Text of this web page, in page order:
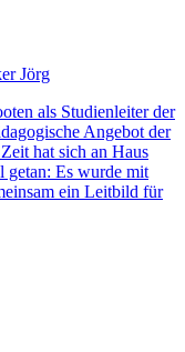
Jörg
als Studienleiter der
Angebot der
hat sich an Haus
getan: Es wurde mit
ein Leitbild für